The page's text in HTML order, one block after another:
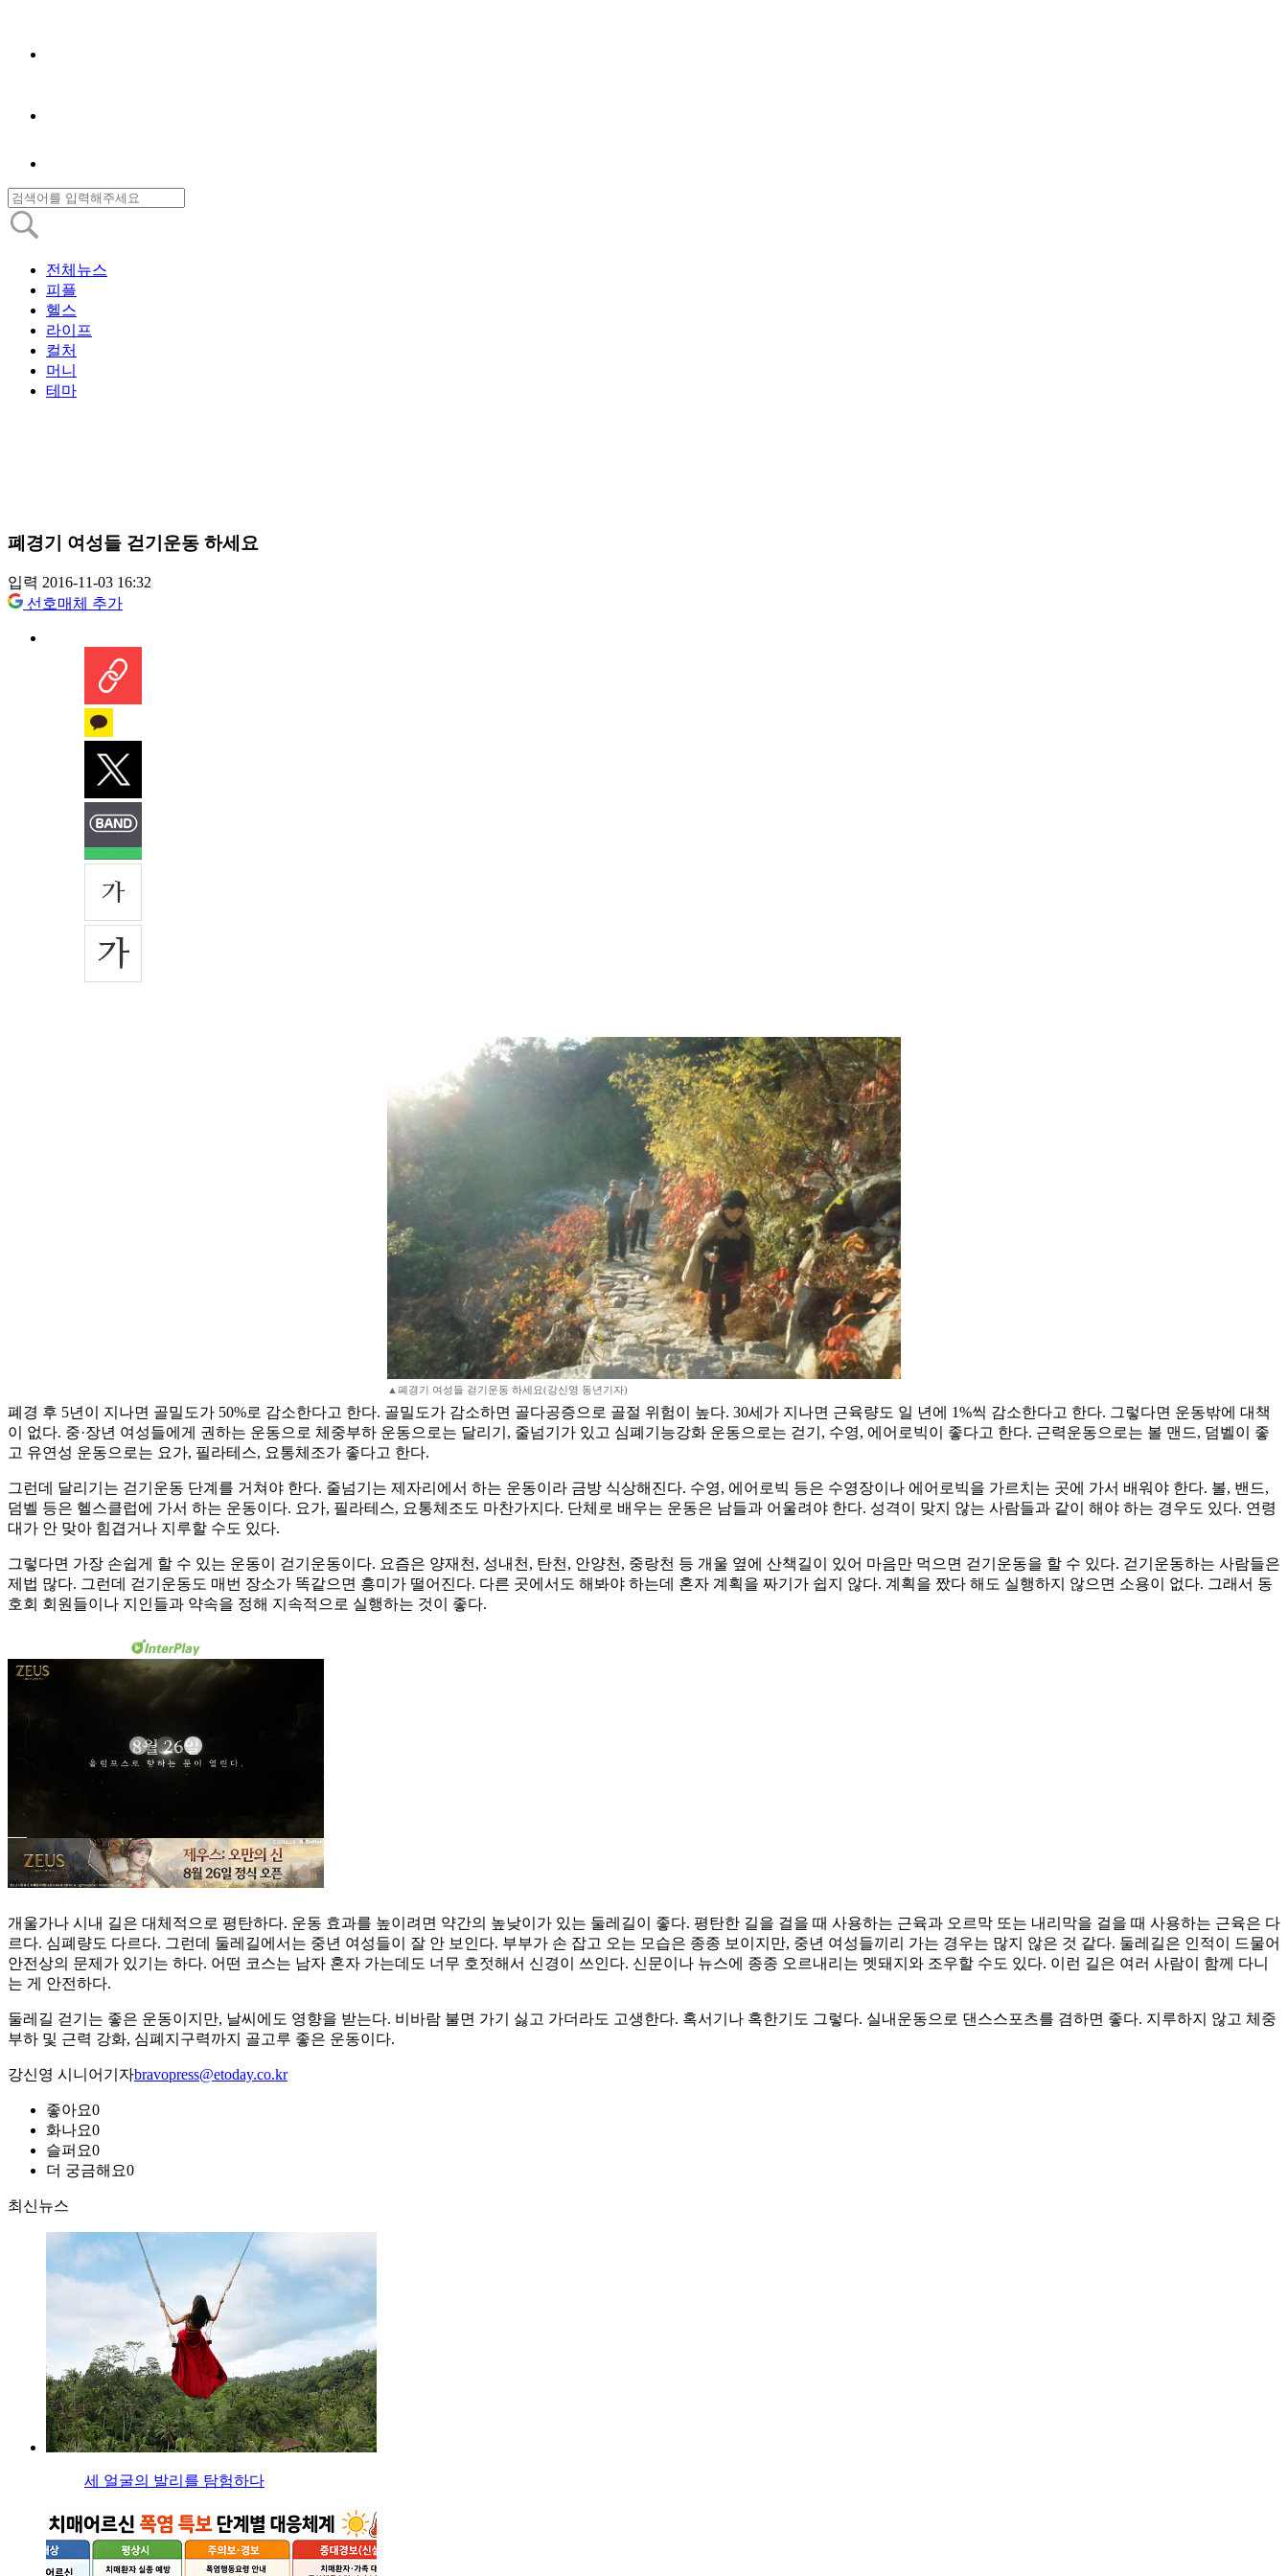
전체뉴스
피플
헬스
라이프
컬처
머니
테마
폐경기 여성들 걷기운동 하세요
입력 2016-11-03 16:32
선호매체 추가
▲폐경기 여성들 걷기운동 하세요(강신영 동년기자)
폐경 후 5년이 지나면 골밀도가 50%로 감소한다고 한다. 골밀도가 감소하면 골다공증으로 골절 위험이 높다. 30세가 지나면 근육량도 일 년에 1%씩 감소한다고 한다. 그렇다면 운동밖에 대책
이 없다. 중·장년 여성들에게 권하는 운동으로 체중부하 운동으로는 달리기, 줄넘기가 있고 심폐기능강화 운동으로는 걷기, 수영, 에어로빅이 좋다고 한다. 근력운동으로는 볼 맨드, 덤벨이 좋
고 유연성 운동으로는 요가, 필라테스, 요통체조가 좋다고 한다.
그런데 달리기는 걷기운동 단계를 거쳐야 한다. 줄넘기는 제자리에서 하는 운동이라 금방 식상해진다. 수영, 에어로빅 등은 수영장이나 에어로빅을 가르치는 곳에 가서 배워야 한다. 볼, 밴드,
덤벨 등은 헬스클럽에 가서 하는 운동이다. 요가, 필라테스, 요통체조도 마찬가지다. 단체로 배우는 운동은 남들과 어울려야 한다. 성격이 맞지 않는 사람들과 같이 해야 하는 경우도 있다. 연령
대가 안 맞아 힘겹거나 지루할 수도 있다.
그렇다면 가장 손쉽게 할 수 있는 운동이 걷기운동이다. 요즘은 양재천, 성내천, 탄천, 안양천, 중랑천 등 개울 옆에 산책길이 있어 마음만 먹으면 걷기운동을 할 수 있다. 걷기운동하는 사람들은
제법 많다. 그런데 걷기운동도 매번 장소가 똑같으면 흥미가 떨어진다. 다른 곳에서도 해봐야 하는데 혼자 계획을 짜기가 쉽지 않다. 계획을 짰다 해도 실행하지 않으면 소용이 없다. 그래서 동
호회 회원들이나 지인들과 약속을 정해 지속적으로 실행하는 것이 좋다.
개울가나 시내 길은 대체적으로 평탄하다. 운동 효과를 높이려면 약간의 높낮이가 있는 둘레길이 좋다. 평탄한 길을 걸을 때 사용하는 근육과 오르막 또는 내리막을 걸을 때 사용하는 근육은 다
르다. 심폐량도 다르다. 그런데 둘레길에서는 중년 여성들이 잘 안 보인다. 부부가 손 잡고 오는 모습은 종종 보이지만, 중년 여성들끼리 가는 경우는 많지 않은 것 같다. 둘레길은 인적이 드물어
안전상의 문제가 있기는 하다. 어떤 코스는 남자 혼자 가는데도 너무 호젓해서 신경이 쓰인다. 신문이나 뉴스에 종종 오르내리는 멧돼지와 조우할 수도 있다. 이런 길은 여러 사람이 함께 다니
는 게 안전하다.
둘레길 걷기는 좋은 운동이지만, 날씨에도 영향을 받는다. 비바람 불면 가기 싫고 가더라도 고생한다. 혹서기나 혹한기도 그렇다. 실내운동으로 댄스스포츠를 겸하면 좋다. 지루하지 않고 체중
부하 및 근력 강화, 심폐지구력까지 골고루 좋은 운동이다.
강신영 시니어기자bravopress@etoday.co.kr
좋아요0
화나요0
슬퍼요0
더 궁금해요0
최신뉴스
세 얼굴의 발리를 탐험하다